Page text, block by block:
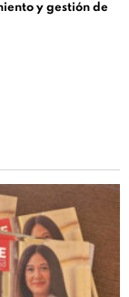
y gestión de